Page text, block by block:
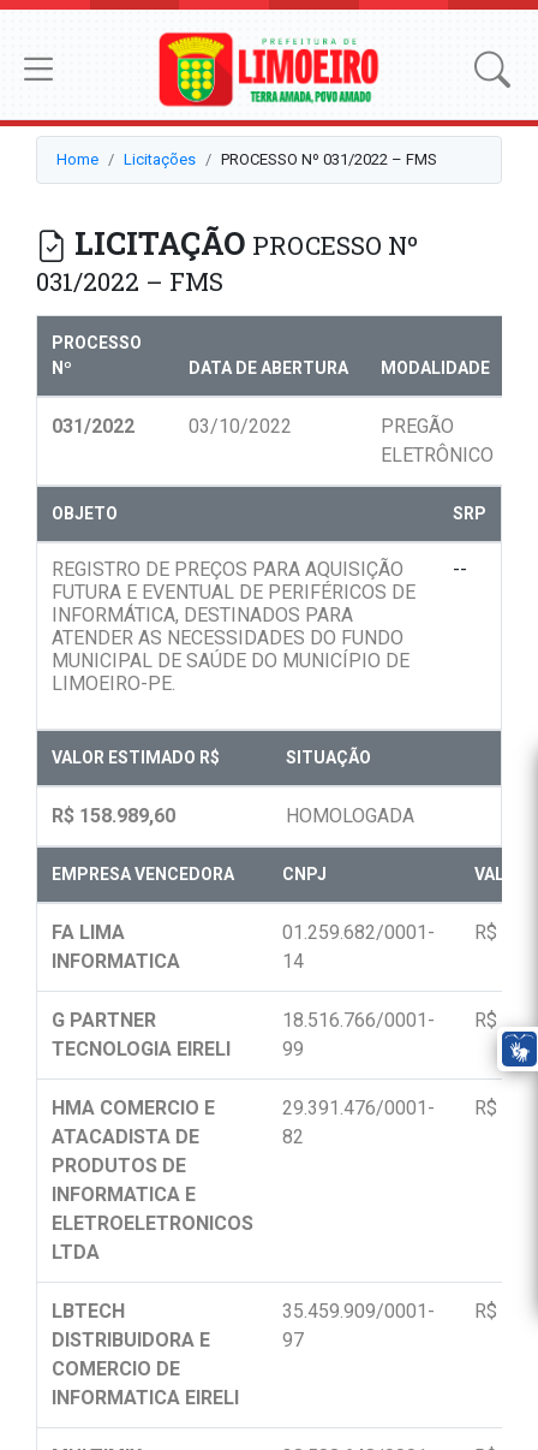
Home Licitações PROCESSO Nº 031/2022 – FMS
LICITAÇÃO PROCESSO Nº
031/2022 – FMS
PROCESSO
Nº
DATA DE ABERTURA MODALIDADE
031/2022 03/10/2022
PREGÃO
ELETRÔNICO
OBJETO SRP
REGISTRO DE PREÇOS PARA AQUISIÇÃO
FUTURA E EVENTUAL DE PERIFÉRICOS DE
INFORMÁTICA, DESTINADOS PARA
ATENDER AS NECESSIDADES DO FUNDO
MUNICIPAL DE SAÚDE DO MUNICÍPIO DE
LIMOEIRO-PE.
--
VALOR ESTIMADO R$ SITUAÇÃO
R$ 158.989,60 HOMOLOGADA
EMPRESA VENCEDORA CNPJ VALOR
FA LIMA
INFORMATICA
01.259.682/0001-
14
R$
G PARTNER
TECNOLOGIA EIRELI
18.516.766/0001-
99
R$
HMA COMERCIO E
ATACADISTA DE
PRODUTOS DE
INFORMATICA E
ELETROELETRONICOS
LTDA
29.391.476/0001-
82
R$
LBTECH
DISTRIBUIDORA E
COMERCIO DE
INFORMATICA EIRELI
35.459.909/0001-
97
R$